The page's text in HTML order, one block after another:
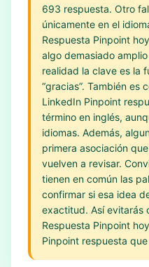
693 respuesta. Otro
únicamente en el
Respuesta Pinpoint
algo demasiado
realidad la clave es la
“gracias”. También es
LinkedIn Pinpoint
término en inglés,
idiomas. Además,
primera asociación
vuelven a revisar.
tienen en común las
confirmar si esa idea
exactitud. Así evitarás
Respuesta Pinpoint
Pinpoint respuesta